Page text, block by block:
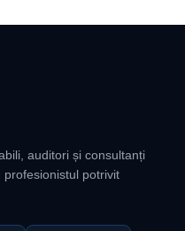
auditori și consultanți
potrivit